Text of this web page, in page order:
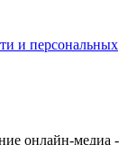
и персональных
онлайн-медиа -